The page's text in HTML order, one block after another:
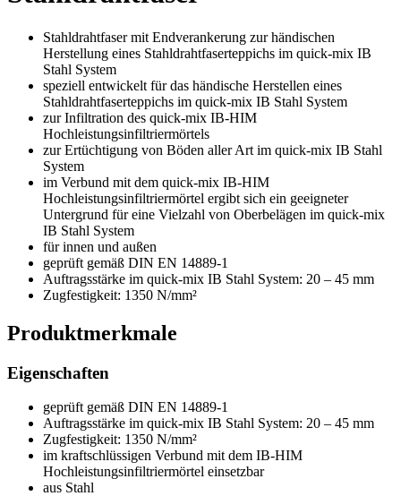
Stahldrahtfaser mit Endverankerung zur händischen
Herstellung eines Stahldrahtfaserteppichs im quick-mix IB
Stahl System
speziell entwickelt für das händische Herstellen eines
Stahldrahtfaserteppichs im quick-mix IB Stahl System
zur Infiltration des quick-mix IB-HIM
Hochleistungsinfiltriermörtels
zur Ertüchtigung von Böden aller Art im quick-mix IB Stahl
System
im Verbund mit dem quick-mix IB-HIM
Hochleistungsinfiltriermörtel ergibt sich ein geeigneter
Untergrund für eine Vielzahl von Oberbelägen im quick-mix
IB Stahl System
für innen und außen
geprüft gemäß DIN EN 14889-1
Auftragsstärke im quick-mix IB Stahl System: 20 – 45 mm
Zugfestigkeit: 1350 N/mm²
Produktmerkmale
Eigenschaften
geprüft gemäß DIN EN 14889-1
Auftragsstärke im quick-mix IB Stahl System: 20 – 45 mm
Zugfestigkeit: 1350 N/mm²
im kraftschlüssigen Verbund mit dem IB-HIM
Hochleistungsinfiltriermörtel einsetzbar
aus Stahl